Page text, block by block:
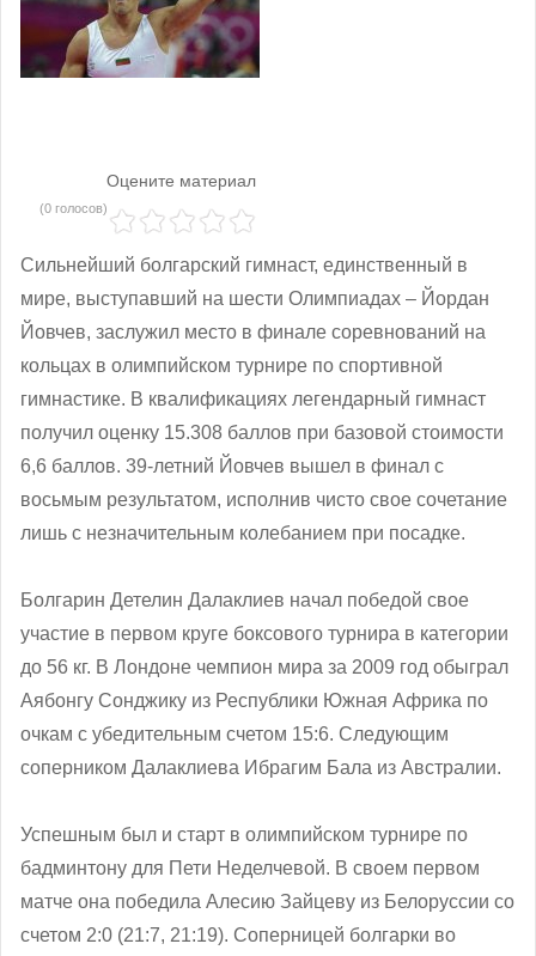
Оцените материал
(0 голосов)
Сильнейший болгарский гимнаст, единственный в
мире, выступавший на шести Олимпиадах ‒ Йордан
Йовчев, заслужил место в финале соревнований на
кольцах в олимпийском турнире по спортивной
гимнастике. В квалификациях легендарный гимнаст
получил оценку 15.308 баллов при базовой стоимости
6,6 баллов. 39-летний Йовчев вышел в финал с
восьмым результатом, исполнив чисто свое сочетание
лишь с незначительным колебанием при посадке.
Болгарин Детелин Далаклиев начал победой свое
участие в первом круге боксового турнира в категории
до 56 кг. В Лондоне чемпион мира за 2009 год обыграл
Аябонгу Сонджику из Республики Южная Африка по
очкам с убедительным счетом 15:6. Следующим
соперником Далаклиева Ибрагим Бала из Австралии.
Успешным был и старт в олимпийском турнире по
бадминтону для Пети Неделчевой. В своем первом
матче она победила Алесию Зайцеву из Белоруссии со
счетом 2:0 (21:7, 21:19). Соперницей болгарки во